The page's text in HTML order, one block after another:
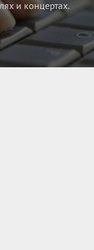
и концертах.